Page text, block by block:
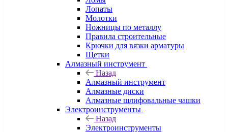
Лопаты
Молотки
Ножницы по металлу
Правила строительные
Крючки для вязки арматуры
Щетки
Алмазный инструмент
Назад
Алмазный инструмент
Алмазные диски
Алмазные шлифовальные чашки
Электроинструменты
Назад
Электроинструменты